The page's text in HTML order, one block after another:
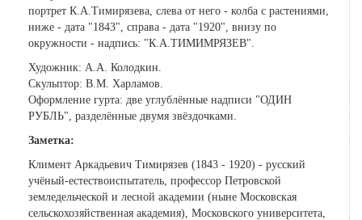
портрет К.А.Тимирязева, слева от него - колба с растениями,
ниже - дата "1843", справа - дата "1920", внизу по
окружности - надпись: "К.А.ТИМИМРЯЗЕВ".
Художник: А.А. Колодкин.
Скульптор: В.М. Харламов.
Оформление гурта: две углублённые надписи "ОДИН
РУБЛЬ", разделённые двумя звёздочками.
Заметка:
Климент Аркадьевич Тимирязев (1843 - 1920) - русский
учёный-естествоиспытатель, профессор Петровской
земледельческой и лесной академии (ныне Московская
сельскохозяйственная академия), Московского университета,